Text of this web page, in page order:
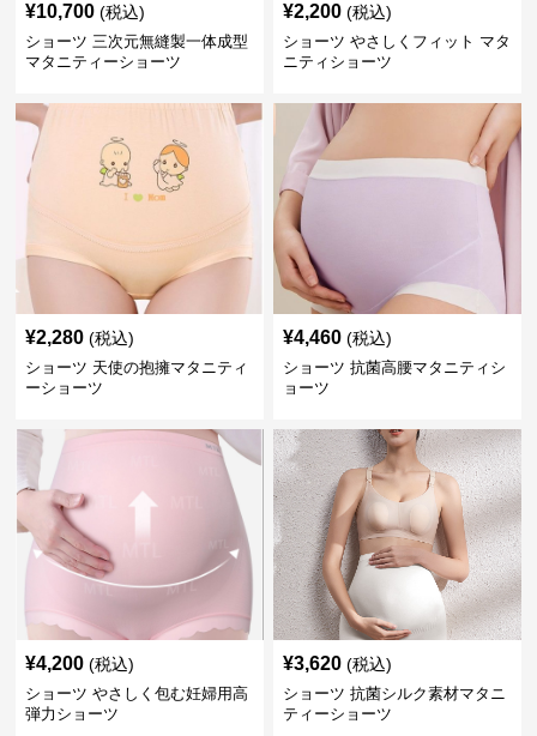
¥10,700 (税込)
ショーツ 三次元無縫製一体成型
マタニティーショーツ
¥2,200 (税込)
ショーツ やさしくフィット マタ
ニティショーツ
¥2,280 (税込)
ショーツ 天使の抱擁マタニティ
ーショーツ
¥4,460 (税込)
ショーツ 抗菌高腰マタニティシ
ョーツ
¥4,200 (税込)
ショーツ やさしく包む妊婦用高
弾力ショーツ
¥3,620 (税込)
ショーツ 抗菌シルク素材マタニ
ティーショーツ